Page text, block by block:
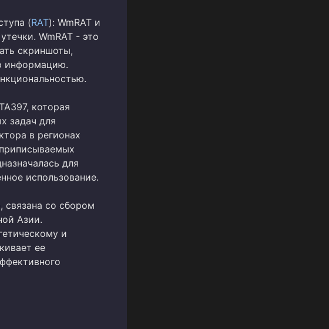
(RAT): WmRAT и
WmRAT - это
скриншоты,
информацию.
которая
задач для
в регионах
для
использование.
связана со сбором
Азии.
и
ее